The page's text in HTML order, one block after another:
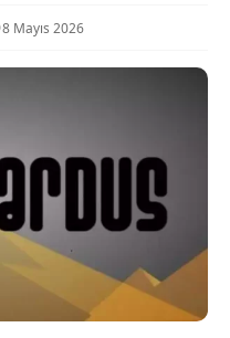
8 Mayıs 2026